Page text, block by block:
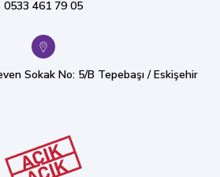
0533 461 79 05
Sokak No: 5/B Tepebaşı / Eskişehir